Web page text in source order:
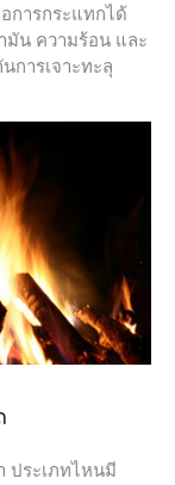
การกระแทกได้
มัน ความร้อน และ
การเจาะทะลุ
ระเภทไหนมี